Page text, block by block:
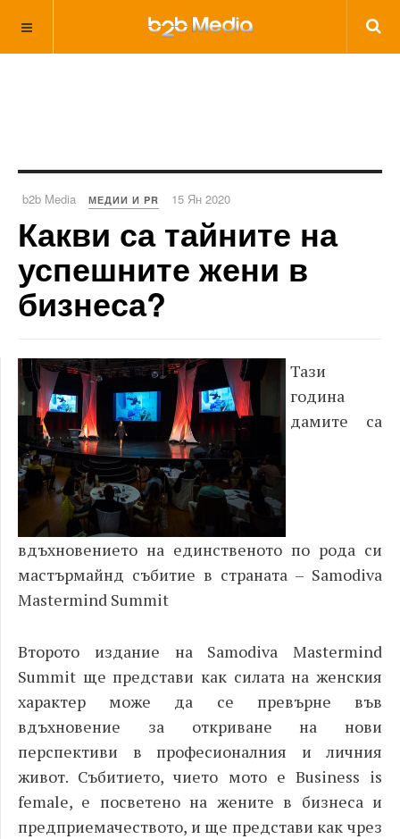
b2b Media МЕДИИ И PR 15 Ян 2020
Какви са тайните на
успешните жени в
бизнеса?
Тази
година
дамите са
вдъхновението на единственото по рода си
мастърмайнд събитие в страната – Samodiva
Mastermind Summit
Второто издание на Samodiva Mastermind
Summit ще представи как силата на женския
характер може да се превърне във
вдъхновение за откриване на нови
перспективи в професионалния и личния
живот. Събитието, чието мото е Business is
female, е посветено на жените в бизнеса и
предприемачеството, и ще представи как чрез